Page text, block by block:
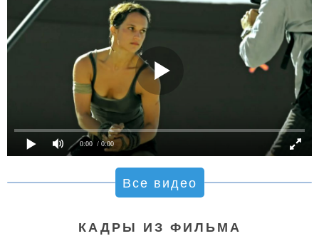
0:00 / 0:00
Все видео
КАДРЫ ИЗ ФИЛЬМА